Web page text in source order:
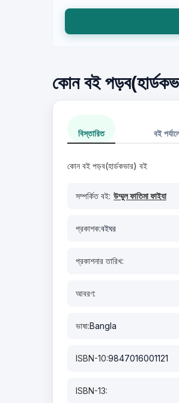
কোন বই
বিস্তারিত বই
কোন বই পড়ব(হার্ডকভার) বই
সম্পর্কিত বই: উম্মুল ফাতিমা ফাইযা
প্রকাশক:বইঘর
প্রকাশনার তারিখ:
আবরণ:
ভাষা:Bangla
ISBN-10:9847016001121
ISBN-13: